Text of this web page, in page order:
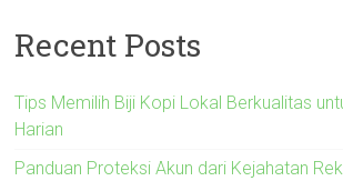
Recent Posts
Tips Memilih Biji Kopi Lokal Berkualitas
Harian
Panduan Proteksi Akun dari Kejahatan